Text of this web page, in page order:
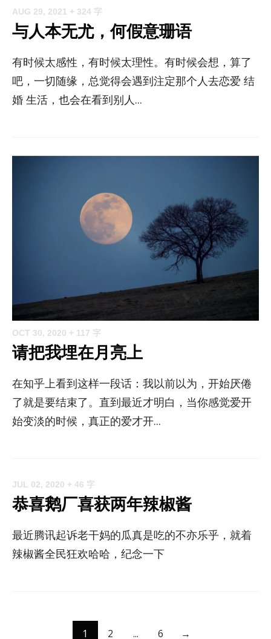
AUG 29, 2021 + 324 字
与人本无尤，何假意珊语
有时候太感性，有时候太理性。有时候会想，算了
吧，一切随缘，总觉得会遇到注定那个人去恋爱 结
婚 生活，也会在看到别人...
OCT 30, 2020 + 117 字
请把我埋在月亮上
在知乎上看到这样一段话：我以前以为，开始厌倦
了就是要结束了。直到最近才明白，当你感觉爱开
始变淡的时候，真正的爱才开...
JUL 02, 2020 + 46 字
恭喜鹅厂喜获两年辣椒酱
最近腾讯起诉老干妈的瓜真是吃的不亦乐乎，就着
辣椒酱全民狂欢哈哈，纪念一下
1 2 ... 6 →